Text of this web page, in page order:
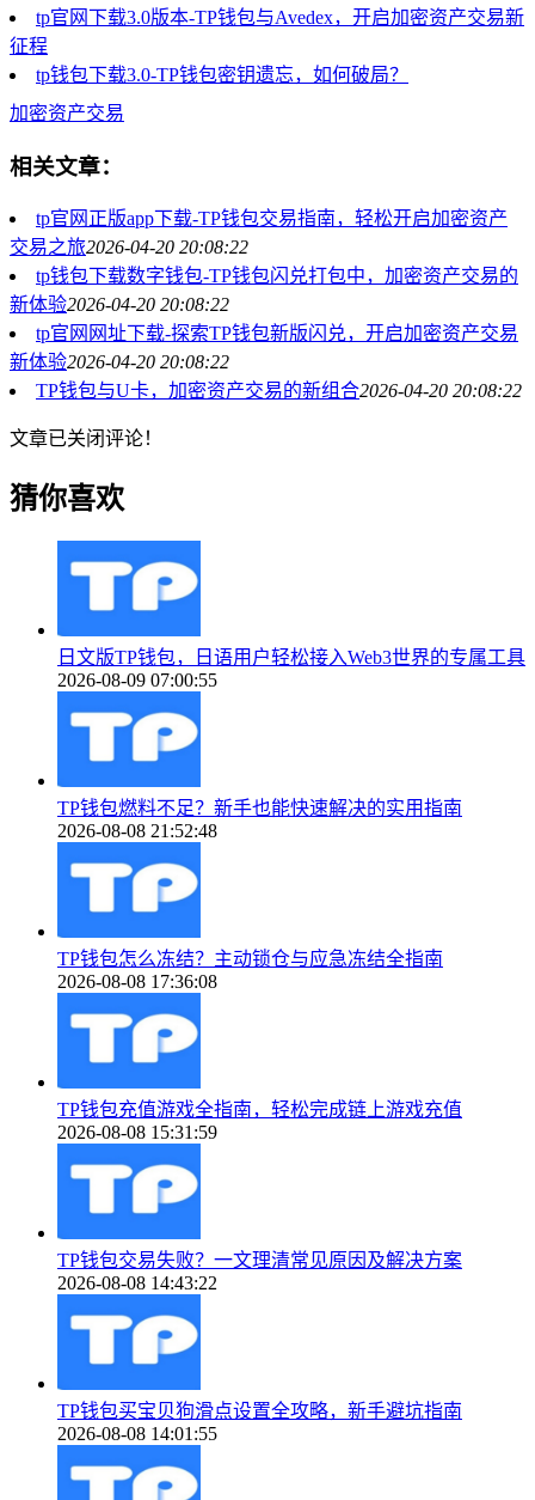
tp官网下载3.0版本-TP钱包与Avedex，开启加密资产交易新
征程
tp钱包下载3.0-TP钱包密钥遗忘，如何破局？
加密资产交易
相关文章：
tp官网正版app下载-TP钱包交易指南，轻松开启加密资产
交易之旅2026-04-20 20:08:22
tp钱包下载数字钱包-TP钱包闪兑打包中，加密资产交易的
新体验2026-04-20 20:08:22
tp官网网址下载-探索TP钱包新版闪兑，开启加密资产交易
新体验2026-04-20 20:08:22
TP钱包与U卡，加密资产交易的新组合2026-04-20 20:08:22
文章已关闭评论！
猜你喜欢
日文版TP钱包，日语用户轻松接入Web3世界的专属工具
2026-08-09 07:00:55
TP钱包燃料不足？新手也能快速解决的实用指南
2026-08-08 21:52:48
TP钱包怎么冻结？主动锁仓与应急冻结全指南
2026-08-08 17:36:08
TP钱包充值游戏全指南，轻松完成链上游戏充值
2026-08-08 15:31:59
TP钱包交易失败？一文理清常见原因及解决方案
2026-08-08 14:43:22
TP钱包买宝贝狗滑点设置全攻略，新手避坑指南
2026-08-08 14:01:55